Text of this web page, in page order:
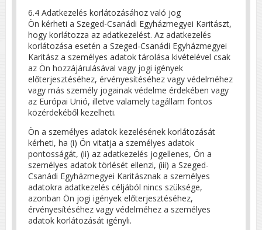
6.4 Adatkezelés korlátozásához való jog
Ön kérheti a Szeged-Csanádi Egyházmegyei Karitászt,
hogy korlátozza az adatkezelést. Az adatkezelés
korlátozása esetén a Szeged-Csanádi Egyházmegyei
Karitász a személyes adatok tárolása kivételével csak
az Ön hozzájárulásával vagy jogi igények
előterjesztéséhez, érvényesítéséhez vagy védelméhez
vagy más személy jogainak védelme érdekében vagy
az Európai Unió, illetve valamely tagállam fontos
közérdekéből kezelheti.
Ön a személyes adatok kezelésének korlátozását
kérheti, ha (i) Ön vitatja a személyes adatok
pontosságát, (ii) az adatkezelés jogellenes, Ön a
személyes adatok törlését ellenzi, (iii) a Szeged-
Csanádi Egyházmegyei Karitásznak a személyes
adatokra adatkezelés céljából nincs szüksége,
azonban Ön jogi igények előterjesztéséhez,
érvényesítéséhez vagy védelméhez a személyes
adatok korlátozását igényli.